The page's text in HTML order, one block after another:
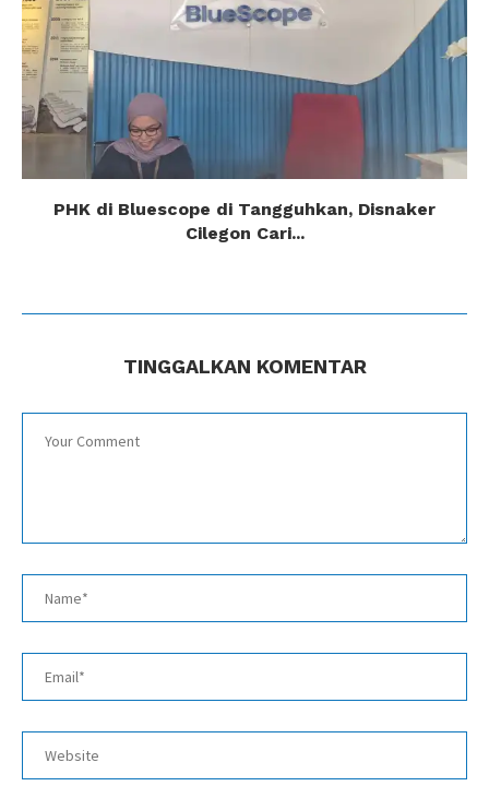
PHK di Bluescope di Tangguhkan, Disnaker
Cilegon Cari...
TINGGALKAN KOMENTAR